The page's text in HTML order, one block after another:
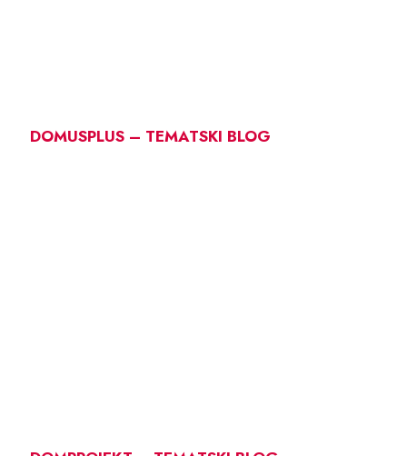
DOMUSPLUS – TEMATSKI BLOG